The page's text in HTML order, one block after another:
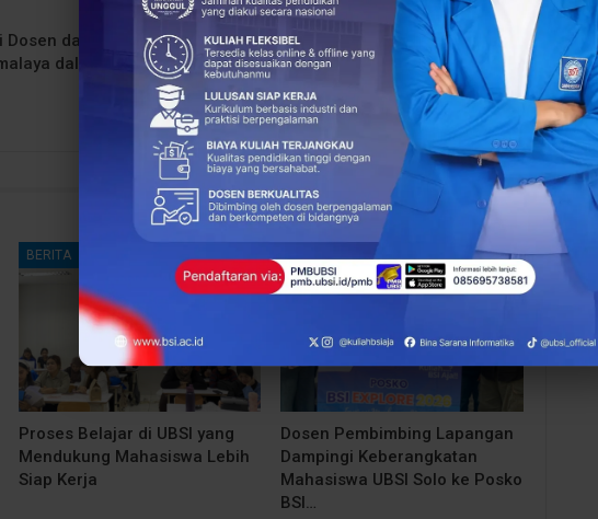
dan
dalam
NEXT POST
Tim BSI Explore 2025 Ungkap Sejarah Mama
Aceng: Ulama Kharismatik di Desa Kaputihan,
Tasikmalaya
More From Author
BERITA
Proses Belajar di UBSI yang
Mendukung Mahasiswa Lebih
Siap Kerja
Dosen Pembimbing Lapangan
Dampingi Keberangkatan
Mahasiswa UBSI Solo ke Posko
BSI…